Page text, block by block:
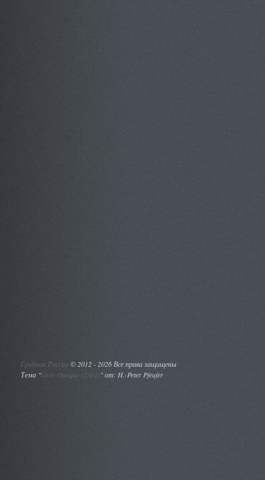
Грибник России ©2012 - 2026 Все права защищены
Тема "Grey Opaque (2.0.1)" от: H.-Peter Pfeufer